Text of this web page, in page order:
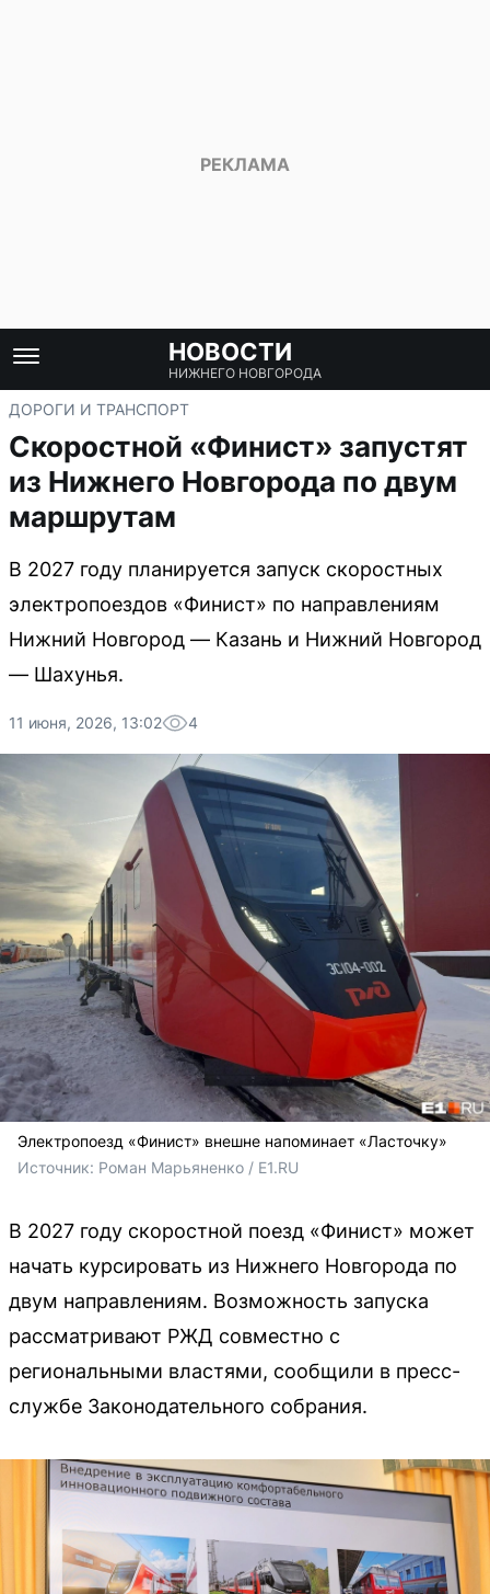
НОВОСТИ
НИЖНЕГО НОВГОРОДА
ДОРОГИ И ТРАНСПОРТ
Скоростной «Финист» запустят
из Нижнего Новгорода по двум
маршрутам
В 2027 году планируется запуск скоростных
электропоездов «Финист» по направлениям
Нижний Новгород — Казань и Нижний Новгород
— Шахунья.
11 июня, 2026, 13:02 4
Электропоезд «Финист» внешне напоминает «Ласточку»
Источник: Роман Марьяненко / E1.RU
В 2027 году скоростной поезд «Финист» может
начать курсировать из Нижнего Новгорода по
двум направлениям. Возможность запуска
рассматривают РЖД совместно с
региональными властями, сообщили в пресс-
службе Законодательного собрания.